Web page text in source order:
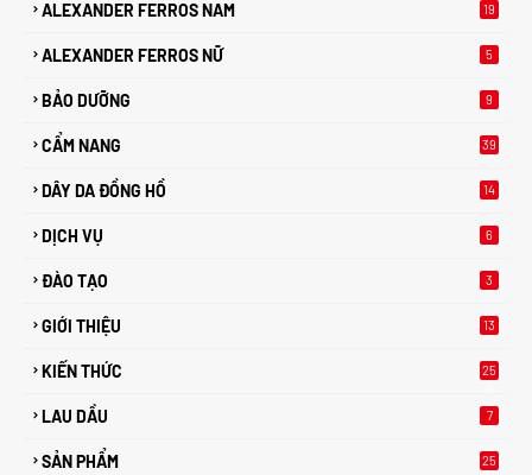
ALEXANDER FERROS NAM 19
ALEXANDER FERROS NỮ 5
BẢO DƯỠNG 9
CẨM NANG 39
DÂY DA ĐỒNG HỒ 14
DỊCH VỤ 6
ĐÀO TẠO 3
GIỚI THIỆU 13
KIẾN THỨC
25
LAU DẦU 7
SẢN PHẨM 25